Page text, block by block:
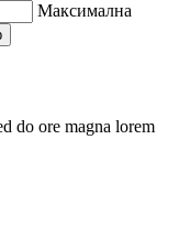
Максимална
do ore magna lorem